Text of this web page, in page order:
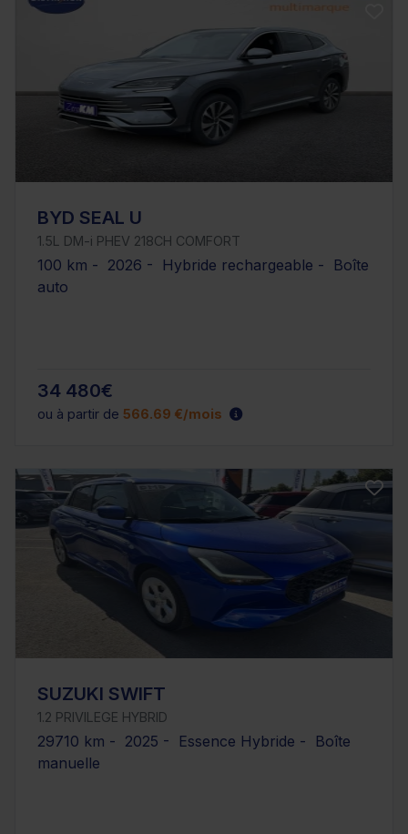
BYD SEAL U
1.5L DM-i PHEV 218CH COMFORT
100 km - 2026 - Hybride rechargeable - Boîte
auto
34 480€
ou à partir de 566.69 €/mois
SUZUKI SWIFT
1.2 PRIVILEGE HYBRID
29710 km - 2025 - Essence Hybride - Boîte
manuelle